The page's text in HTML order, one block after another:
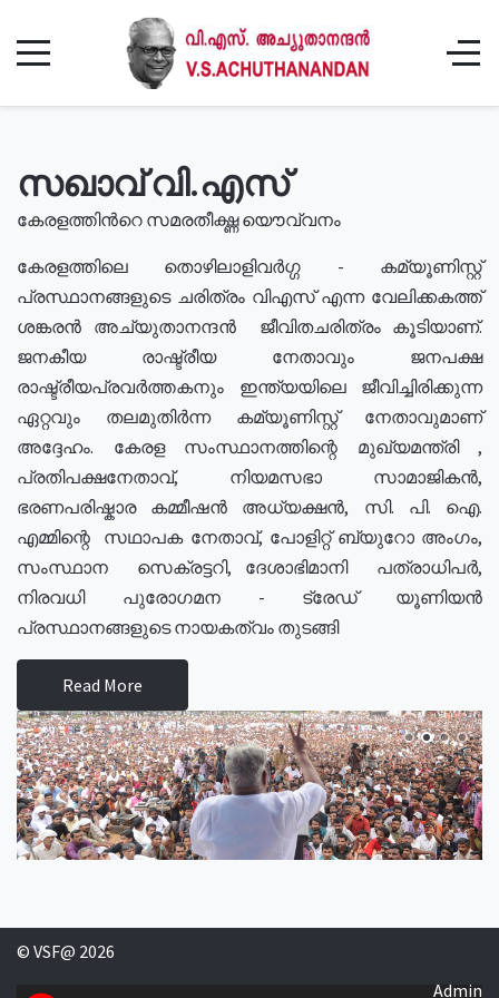
സഖാവ് വി.എസ്
കേരളത്തിൻറെ സമരതീക്ഷ്ണ യൌവ്വനം
കേരളത്തിലെ തൊഴിലാളിവർഗ്ഗ - കമ്യൂണിസ്റ്റ്
പ്രസ്ഥാനങ്ങളുടെ ചരിത്രം വിഎസ് എന്ന വേലിക്കകത്ത്
ശങ്കരൻ അച്യുതാനന്ദൻ ജീവിതചരിത്രം കൂടിയാണ്.
ജനകീയ രാഷ്ട്രീയ നേതാവും ജനപക്ഷ
രാഷ്ട്രീയപ്രവർത്തകനും ഇന്ത്യയിലെ ജീവിച്ചിരിക്കുന്ന
ഏറ്റവും തലമുതിർന്ന കമ്യൂണിസ്റ്റ് നേതാവുമാണ്
അദ്ദേഹം. കേരള സംസ്ഥാനത്തിന്റെ മുഖ്യമന്ത്രി ,
പ്രതിപക്ഷനേതാവ്, നിയമസഭാ സാമാജികൻ,
ഭരണപരിഷ്കാര കമ്മീഷൻ അധ്യക്ഷൻ, സി. പി. ഐ.
എമ്മിന്റെ സഥാപക നേതാവ്, പോളിറ്റ് ബ്യുറോ അംഗം,
സംസ്ഥാന സെക്രട്ടറി, ദേശാഭിമാനി പത്രാധിപർ,
നിരവധി പുരോഗമന - ട്രേഡ് യൂണിയൻ
പ്രസ്ഥാനങ്ങളുടെ നായകത്വം തുടങ്ങി
Read More
© VSF@ 2026
Admin